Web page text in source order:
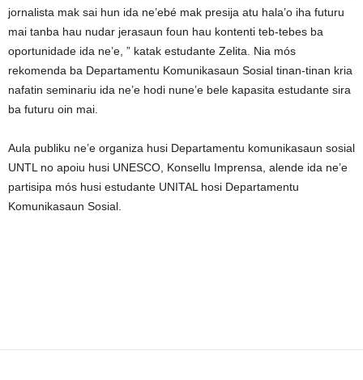
jornalista mak sai hun ida ne’ebé mak presija atu hala’o iha futuru
mai tanba hau nudar jerasaun foun hau kontenti teb-tebes ba
oportunidade ida ne’e, ” katak estudante Zelita. Nia mós
rekomenda ba Departamentu Komunikasaun Sosial tinan-tinan kria
nafatin seminariu ida ne’e hodi nune’e bele kapasita estudante sira
ba futuru oin mai.
Aula publiku ne’e organiza husi Departamentu komunikasaun sosial
UNTL no apoiu husi UNESCO, Konsellu Imprensa, alende ida ne’e
partisipa mós husi estudante UNITAL hosi Departamentu
Komunikasaun Sosial.